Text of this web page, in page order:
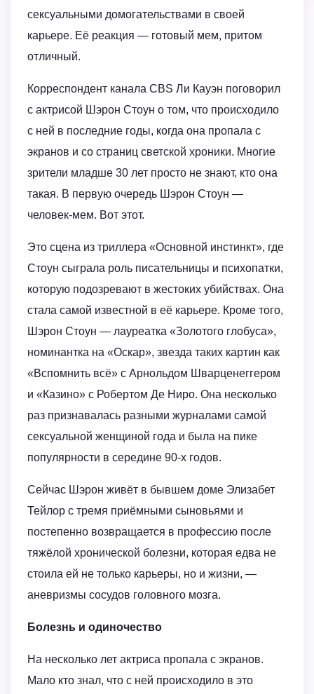
сексуальными домогательствами в своей
карьере. Её реакция — готовый мем, притом
отличный.
Корреспондент канала CBS Ли Кауэн поговорил
с актрисой Шэрон Стоун о том, что происходило
с ней в последние годы, когда она пропала с
экранов и со страниц светской хроники. Многие
зрители младше 30 лет просто не знают, кто она
такая. В первую очередь Шэрон Стоун —
человек-мем. Вот этот.
Это сцена из триллера «Основной инстинкт», где
Стоун сыграла роль писательницы и психопатки,
которую подозревают в жестоких убийствах. Она
стала самой известной в её карьере. Кроме того,
Шэрон Стоун — лауреатка «Золотого глобуса»,
номинантка на «Оскар», звезда таких картин как
«Вспомнить всё» с Арнольдом Шварценеггером
и «Казино» с Робертом Де Ниро. Она несколько
раз признавалась разными журналами самой
сексуальной женщиной года и была на пике
популярности в середине 90-х годов.
Сейчас Шэрон живёт в бывшем доме Элизабет
Тейлор с тремя приёмными сыновьями и
постепенно возвращается в профессию после
тяжёлой хронической болезни, которая едва не
стоила ей не только карьеры, но и жизни, —
аневризмы сосудов головного мозга.
Болезнь и одиночество
На несколько лет актриса пропала с экранов.
Мало кто знал, что с ней происходило в это